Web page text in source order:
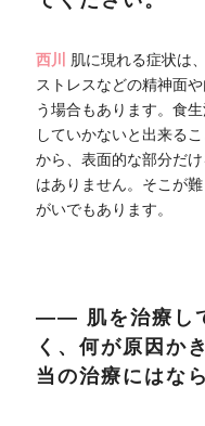
西川 肌に現れる症状は
ストレスなどの精神面
う場合もあります。食
していかないと出来る
から、表面的な部分だ
はありません。そこが
がいでもあります。
―― 肌を治療し
く、何が原因か
当の治療にはな